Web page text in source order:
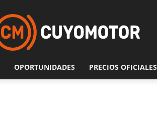
OPORTUNIDADES PRECIOS OFICIALES